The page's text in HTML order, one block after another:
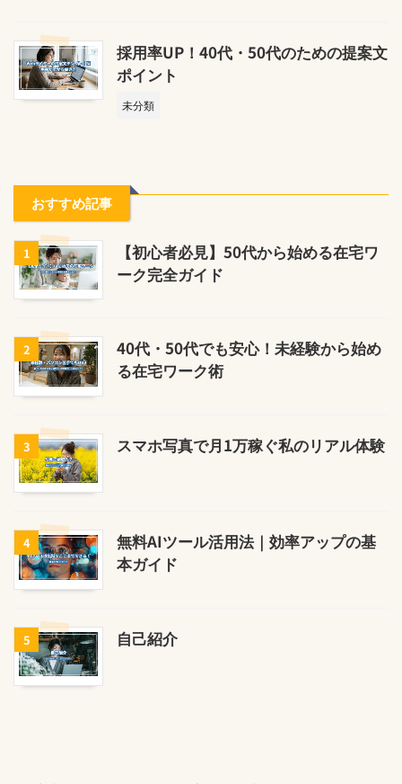
採用率UP！40代・50代のための提案文
ポイント
未分類
おすすめ記事
1
【初心者必見】50代から始める在宅ワ
ーク完全ガイド
2
40代・50代でも安心！未経験から始め
る在宅ワーク術
3 スマホ写真で月1万稼ぐ私のリアル体験
4
無料AIツール活用法｜効率アップの基
本ガイド
5 自己紹介